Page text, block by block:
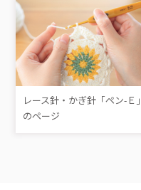
レース針・かぎ針「ペン-Ｅ」
のページ